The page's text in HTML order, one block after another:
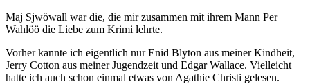
Maj Sjwöwall war die, die mir zusammen mit ihrem Mann Per
Wahlöö die Liebe zum Krimi lehrte.
Vorher kannte ich eigentlich nur Enid Blyton aus meiner Kindheit,
Jerry Cotton aus meiner Jugendzeit und Edgar Wallace. Vielleicht
hatte ich auch schon einmal etwas von Agathie Christi gelesen.